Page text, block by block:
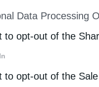
of Downstream
parties.
Data Processing
to opt-out of the
to opt-out of the
ΔΙΕΘΝΗ
Ο ΟΗΕ “μαλώνει”
συνθήκες